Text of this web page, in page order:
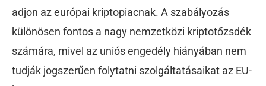
adjon az európai kriptopiacnak. A szabályozás
különösen fontos a nagy nemzetközi kriptotőzsdék
számára, mivel az uniós engedély hiányában nem
tudják jogszerűen folytatni szolgáltatásaikat az EU-